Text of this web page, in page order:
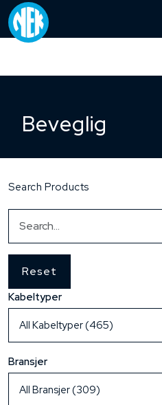
Beveglig
Search Products
Reset
Kabeltyper
Bransjer